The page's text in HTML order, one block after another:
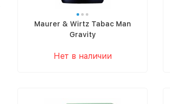
Maurer & Wirtz Tabac Man
Gravity
Нет в наличии